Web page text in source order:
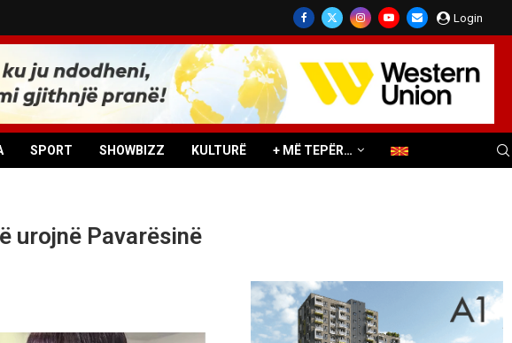
Login
SPORT SHOWBIZZ KULTURË + MË TEPËR…
urojnë Pavarësinë